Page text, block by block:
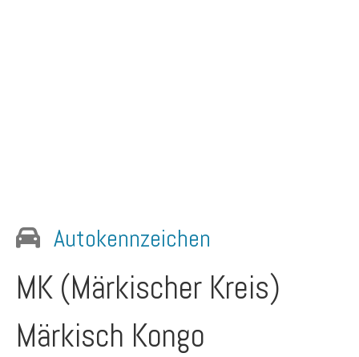
Autokennzeichen
MK (Märkischer Kreis)
Märkisch Kongo